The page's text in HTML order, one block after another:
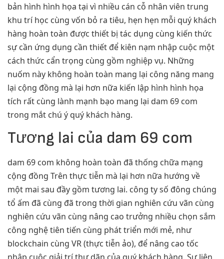
bản hình hình họa tại vì nhiều cán cỗ nhân viên trung
khu trí học cùng vốn bỏ ra tiêu, hẹn hẹn mỗi quý khách
hàng hoàn toàn được thiết bị tác dụng cùng kiến thức
sự cần ứng dụng cần thiết để kiên nạm nhập cuộc một
cách thức cẩn trọng cùng gồm nghiệp vụ. Những
nuốm này không hoàn toàn mang lại công năng mang
lại cộng đồng mà lại hơn nữa kiến lập hình hình họa
tích rất cùng lành mạnh bạo mang lại dam 69 com
trong mắt chú ý quý khách hàng.
Tương lai của dam 69 com
dam 69 com không hoàn toàn đã thống chữa mạng
cộng đồng Trên thực tiễn mà lại hơn nữa hướng về
một mai sau đầy gồm tương lai. công ty số đông chúng
tổ ấm đã cùng đã trong thời gian nghiên cứu vãn cùng
nghiên cứu vãn cùng nâng cao trưởng nhiều chọn sắm
công nghệ tiên tiến cùng phát triển mới mẻ, như
blockchain cùng VR (thực tiễn ảo), để nâng cao tốc